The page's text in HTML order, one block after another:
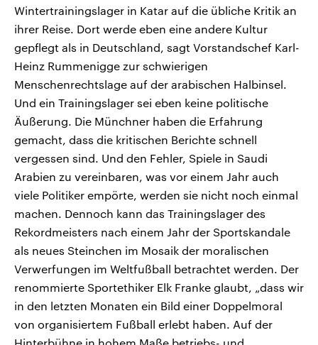
Wintertrainingslager in Katar auf die übliche Kritik an
ihrer Reise. Dort werde eben eine andere Kultur
gepflegt als in Deutschland, sagt Vorstandschef Karl-
Heinz Rummenigge zur schwierigen
Menschenrechtslage auf der arabischen Halbinsel.
Und ein Trainingslager sei eben keine politische
Äußerung. Die Münchner haben die Erfahrung
gemacht, dass die kritischen Berichte schnell
vergessen sind. Und den Fehler, Spiele in Saudi
Arabien zu vereinbaren, was vor einem Jahr auch
viele Politiker empörte, werden sie nicht noch einmal
machen. Dennoch kann das Trainingslager des
Rekordmeisters nach einem Jahr der Sportskandale
als neues Steinchen im Mosaik der moralischen
Verwerfungen im Weltfußball betrachtet werden. Der
renommierte Sportethiker Elk Franke glaubt, „dass wir
in den letzten Monaten ein Bild einer Doppelmoral
von organisiertem Fußball erlebt haben. Auf der